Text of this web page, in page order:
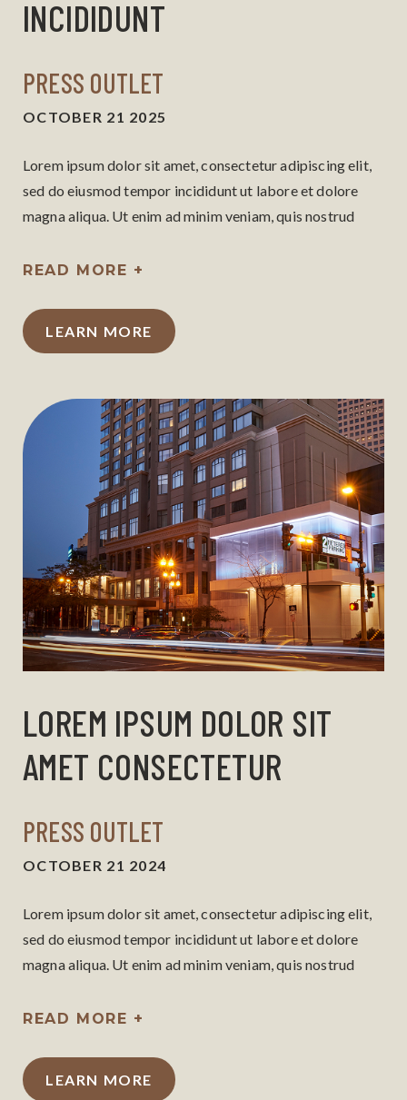
INCIDIDUNT
PRESS OUTLET
OCTOBER 21 2025
Lorem ipsum dolor sit amet, consectetur adipiscing elit,
sed do eiusmod tempor incididunt ut labore et dolore
magna aliqua. Ut enim ad minim veniam, quis nostrud
commodo consequat.
READ MORE +
LEARN MORE
LOREM IPSUM DOLOR SIT
AMET CONSECTETUR
PRESS OUTLET
OCTOBER 21 2024
Lorem ipsum dolor sit amet, consectetur adipiscing elit,
sed do eiusmod tempor incididunt ut labore et dolore
magna aliqua. Ut enim ad minim veniam, quis nostrud
commodo consequat.
READ MORE +
LEARN MORE